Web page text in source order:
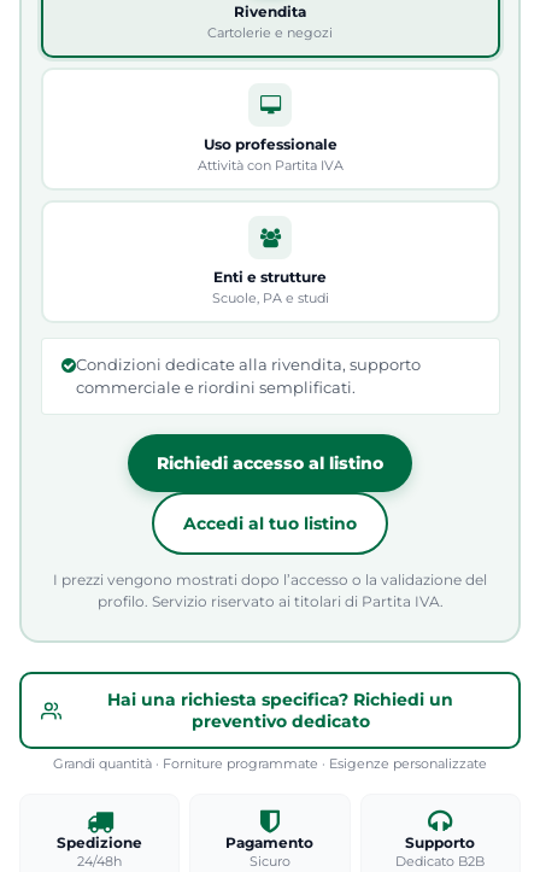
Rivendita
Cartolerie e negozi
Uso professionale
Attività con Partita IVA
Enti e strutture
Scuole, PA e studi
Condizioni dedicate alla rivendita, supporto
commerciale e riordini semplificati.
Richiedi accesso al listino
Accedi al tuo listino
I prezzi vengono mostrati dopo l’accesso o la validazione del
profilo. Servizio riservato ai titolari di Partita IVA.
Hai una richiesta specifica? Richiedi un
preventivo dedicato
Grandi quantità · Forniture programmate · Esigenze personalizzate
Spedizione
24/48h
Pagamento
Sicuro
Supporto
Dedicato B2B